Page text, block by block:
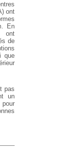
ont
En
ont
de
que
pas
un